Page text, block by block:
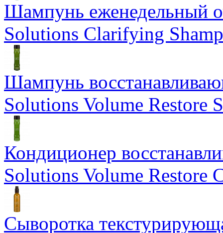
Шампунь еженедельный
Solutions Clarifying
Шампунь
Solutions Volume Restore
Кондиционер
Solutions Volume Restore
Сыворотка